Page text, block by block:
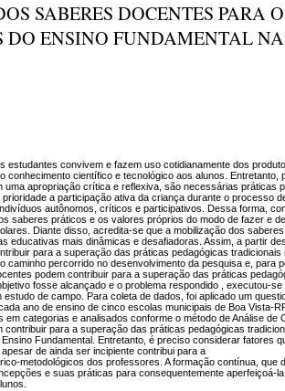
SABERES DOCENTES PARA
ENSINO FUNDAMENTAL
estudantes convivem e fazem uso cotidianamente dos
conhecimento científico e tecnológico aos alunos.
uma apropriação crítica e reflexiva, são necessárias práticas
a participação ativa da criança durante o processo
autônomos, críticos e participativos. Dessa forma,
saberes práticos e os valores próprios do modo de fazer e
Diante disso, acredita-se que a mobilização dos
educativas mais dinâmicas e desafiadoras. Assim, a partir
para a superação das práticas pedagógicas
caminho percorrido no desenvolvimento da pesquisa e, para
podem contribuir para a superação das práticas
fosse alcançado e o problema respondido , executou-
estudo de campo. Para coleta de dados, foi aplicado um
ano de ensino de cinco escolas municipais de Boa Vista-
em categorias e analisados conforme o método de Análise
contribuir para a superação das práticas pedagógicas
Fundamental. Entretanto, é preciso considerar fatores
de ainda ser incipiente contribui para a
metodológicos dos professores. A formação contínua,
e suas práticas para consequentemente aperfeiçoá-